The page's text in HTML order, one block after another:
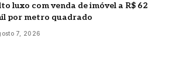
luxo com venda de imóvel a R$ 62
por metro quadrado
7, 2026